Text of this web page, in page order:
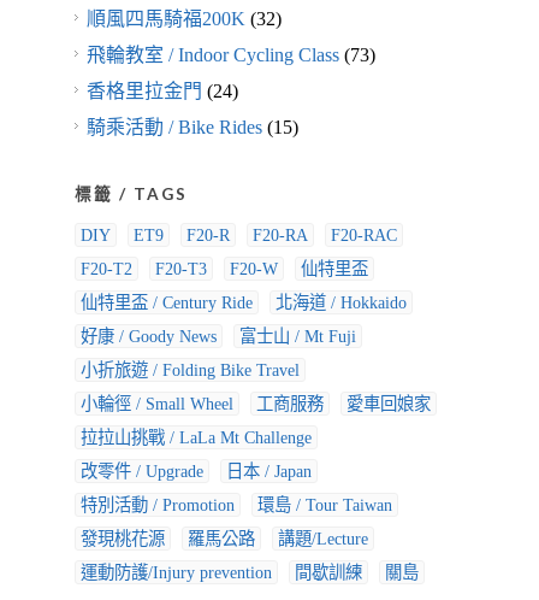
順風四馬騎福200K(32)
飛輪教室 / Indoor Cycling Class(73)
香格里拉金門 (24)
騎乘活動 / Bike Rides(15)
標籤 / TAGS
DIY ET9 F20-R F20-RA
F20-RAC
F20-T2
F20-T3 F20-W
仙特里盃
仙特里盃 / Century Ride
北海道 / Hokkaido
好康 / Goody News
富士山 / Mt Fuji
小折旅遊 / Folding Bike Travel
小輪徑 / Small Wheel
工商服務
愛車回娘家
拉拉山挑戰 / LaLa Mt Challenge
改零件 / Upgrade
日本 / Japan
特別活動 / Promotion
環島 / Tour Taiwan
發現桃花源
羅馬公路
講題/Lecture
運動防護/Injury prevention
間歇訓練 關島